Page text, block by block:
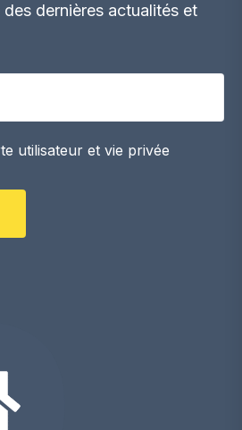
dernières actualités et
utilisateur et vie privée